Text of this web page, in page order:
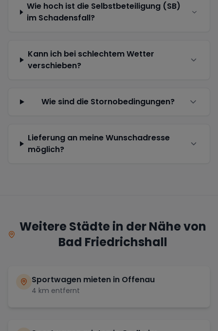
Wie hoch ist die Selbstbeteiligung (SB)
im Schadensfall?
Kann ich bei schlechtem Wetter
verschieben?
Wie sind die Stornobedingungen?
Lieferung an meine Wunschadresse
möglich?
Weitere Städte in der Nähe von
Bad Friedrichshall
Sportwagen mieten in Offenau
4 km entfernt